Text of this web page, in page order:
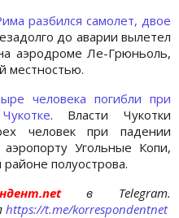
разбился самолет, двое
до аварии вылетел
аэродроме Ле-Грюньоль,
местностью.
человека погибли при
. Власти Чукотки
человек при падении
Угольные Копи,
полуострова.
в Telegram.
https://t.me/korrespondentnet